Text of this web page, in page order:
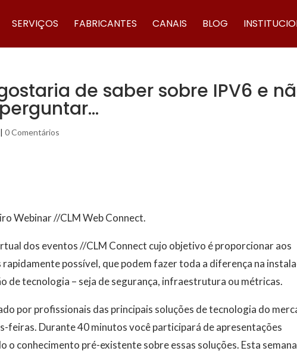
SERVIÇOS FABRICANTES CANAIS BLOG
de saber sobre IPV6 e
|0 Comentários
Webinar //CLM Web Connect.
dos eventos //CLM Connect cujo objetivo é proporcionar aos
possível, que podem fazer toda a diferença na
de tecnologia – seja de segurança, infraestrutura ou métricas.
por profissionais das principais soluções de tecnologia do
feiras. Durante 40 minutos você participará de apresentações
conhecimento pré-existente sobre essas soluções. Esta